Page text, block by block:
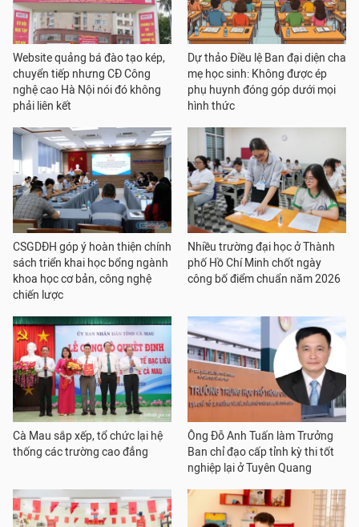
Website quảng bá đào tạo kép,
chuyển tiếp nhưng CĐ Công
nghệ cao Hà Nội nói đó không
phải liên kết
Dự thảo Điều lệ Ban đại diện cha
mẹ học sinh: Không được ép
phụ huynh đóng góp dưới mọi
hình thức
CSGDĐH góp ý hoàn thiện chính
sách triển khai học bổng ngành
khoa học cơ bản, công nghệ
chiến lược
Nhiều trường đại học ở Thành
phố Hồ Chí Minh chốt ngày
công bố điểm chuẩn năm 2026
Cà Mau sắp xếp, tổ chức lại hệ
thống các trường cao đẳng
Ông Đỗ Anh Tuấn làm Trưởng
Ban chỉ đạo cấp tỉnh kỳ thi tốt
nghiệp lại ở Tuyên Quang